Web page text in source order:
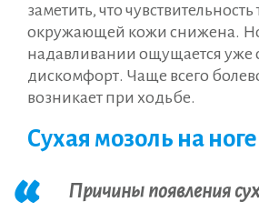
заметить, что
окружающей кожи снижена.
надавливании ощущается уже
дискомфорт. Чаще всего
возникает при ходьбе.
Сухая мозоль на
Причины появления